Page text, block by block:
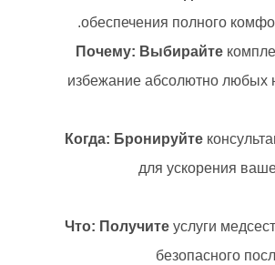
обеспечения полного
Почему: Выбирайте
избежание абсолютно любых
Когда: Бронируйте
для ускорения
Что: Получитеуслуги
безопасного